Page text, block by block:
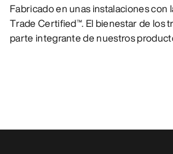
Fabricado en unas instalaciones con
Trade Certified™. El bienestar de los
parte integrante de nuestros